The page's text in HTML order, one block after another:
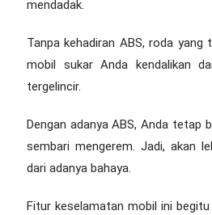
mendadak.
Tanpa kehadiran ABS, roda yang
mobil sukar Anda kendalikan
tergelincir.
Dengan adanya ABS, Anda tetap
sembari mengerem. Jadi, akan
dari adanya bahaya.
Fitur keselamatan mobil ini